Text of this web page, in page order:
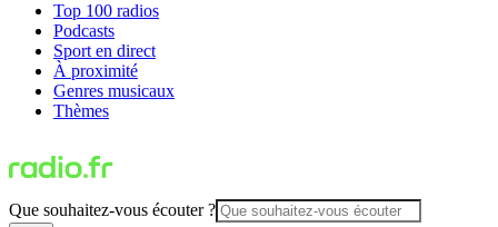
Top 100 radios
Podcasts
Sport en direct
À proximité
Genres musicaux
Thèmes
Que souhaitez-vous écouter ?